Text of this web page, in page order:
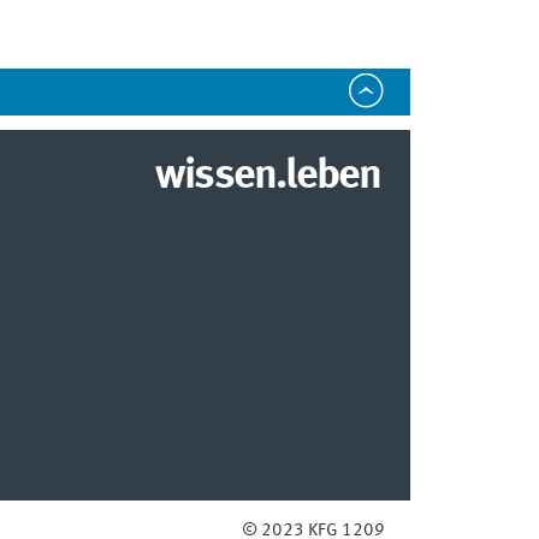
wissen.leben
© 2023 KFG 1209